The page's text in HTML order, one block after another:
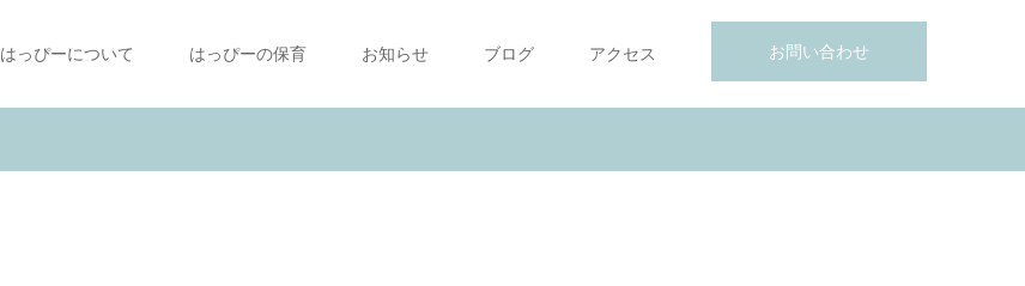
お問い合わせ
はっぴーについて はっぴーの保育 お知らせ ブログ アクセス